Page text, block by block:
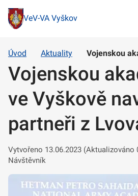
VeV-VA Vyškov
Úvod Aktuality Vojenskou
Vojenskou
ve Vyškově
partneři z
Vytvořeno 13.06.2023 (Aktualizováno
Návštěvník